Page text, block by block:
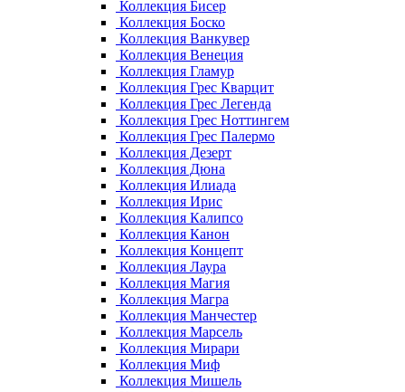
Коллекция Бисер
Коллекция Боско
Коллекция Ванкувер
Коллекция Венеция
Коллекция Гламур
Коллекция Грес Кварцит
Коллекция Грес Легенда
Коллекция Грес Ноттингем
Коллекция Грес Палермо
Коллекция Дезерт
Коллекция Дюна
Коллекция Илиада
Коллекция Ирис
Коллекция Калипсо
Коллекция Канон
Коллекция Концепт
Коллекция Лаура
Коллекция Магия
Коллекция Магра
Коллекция Манчестер
Коллекция Марсель
Коллекция Мирари
Коллекция Миф
Коллекция Мишель